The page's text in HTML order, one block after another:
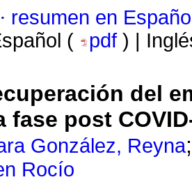
· resumen en
( pdf ) |
del
fase post
González, Reyna
Rocío